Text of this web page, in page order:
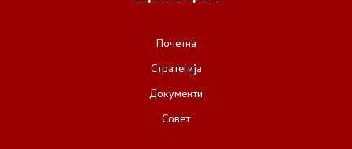
Почетна
Стратегија
Документи
Совет